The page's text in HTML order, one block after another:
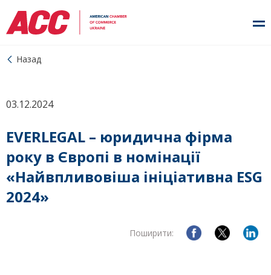
Назад
03.12.2024
EVERLEGAL – юридична фірма
року в Європі в номінації
«Найвпливовіша ініціативна ESG
2024»
Поширити: